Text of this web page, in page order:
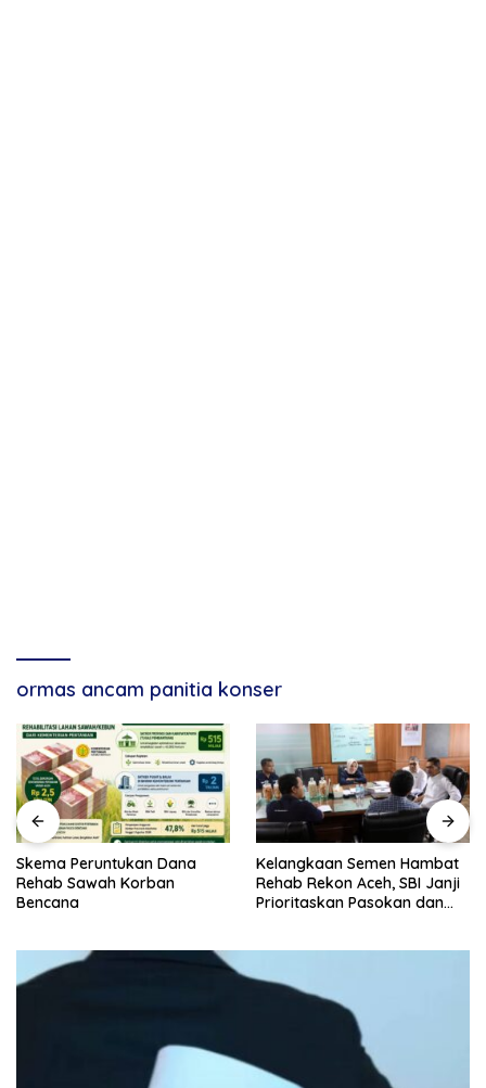
ormas ancam panitia konser
Skema Peruntukan Dana
Rehab Sawah Korban
Bencana
Kelangkaan Semen Hambat
Rehab Rekon Aceh, SBI Janji
Prioritaskan Pasokan dan